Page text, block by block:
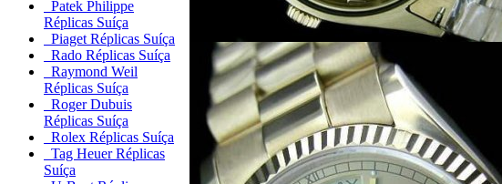
Patek Philippe
Réplicas Suíça
Piaget Réplicas Suíça
Rado Réplicas Suíça
Raymond Weil
Réplicas Suíça
Roger Dubuis
Réplicas Suíça
Rolex Réplicas Suíça
Tag Heuer Réplicas
Suíça